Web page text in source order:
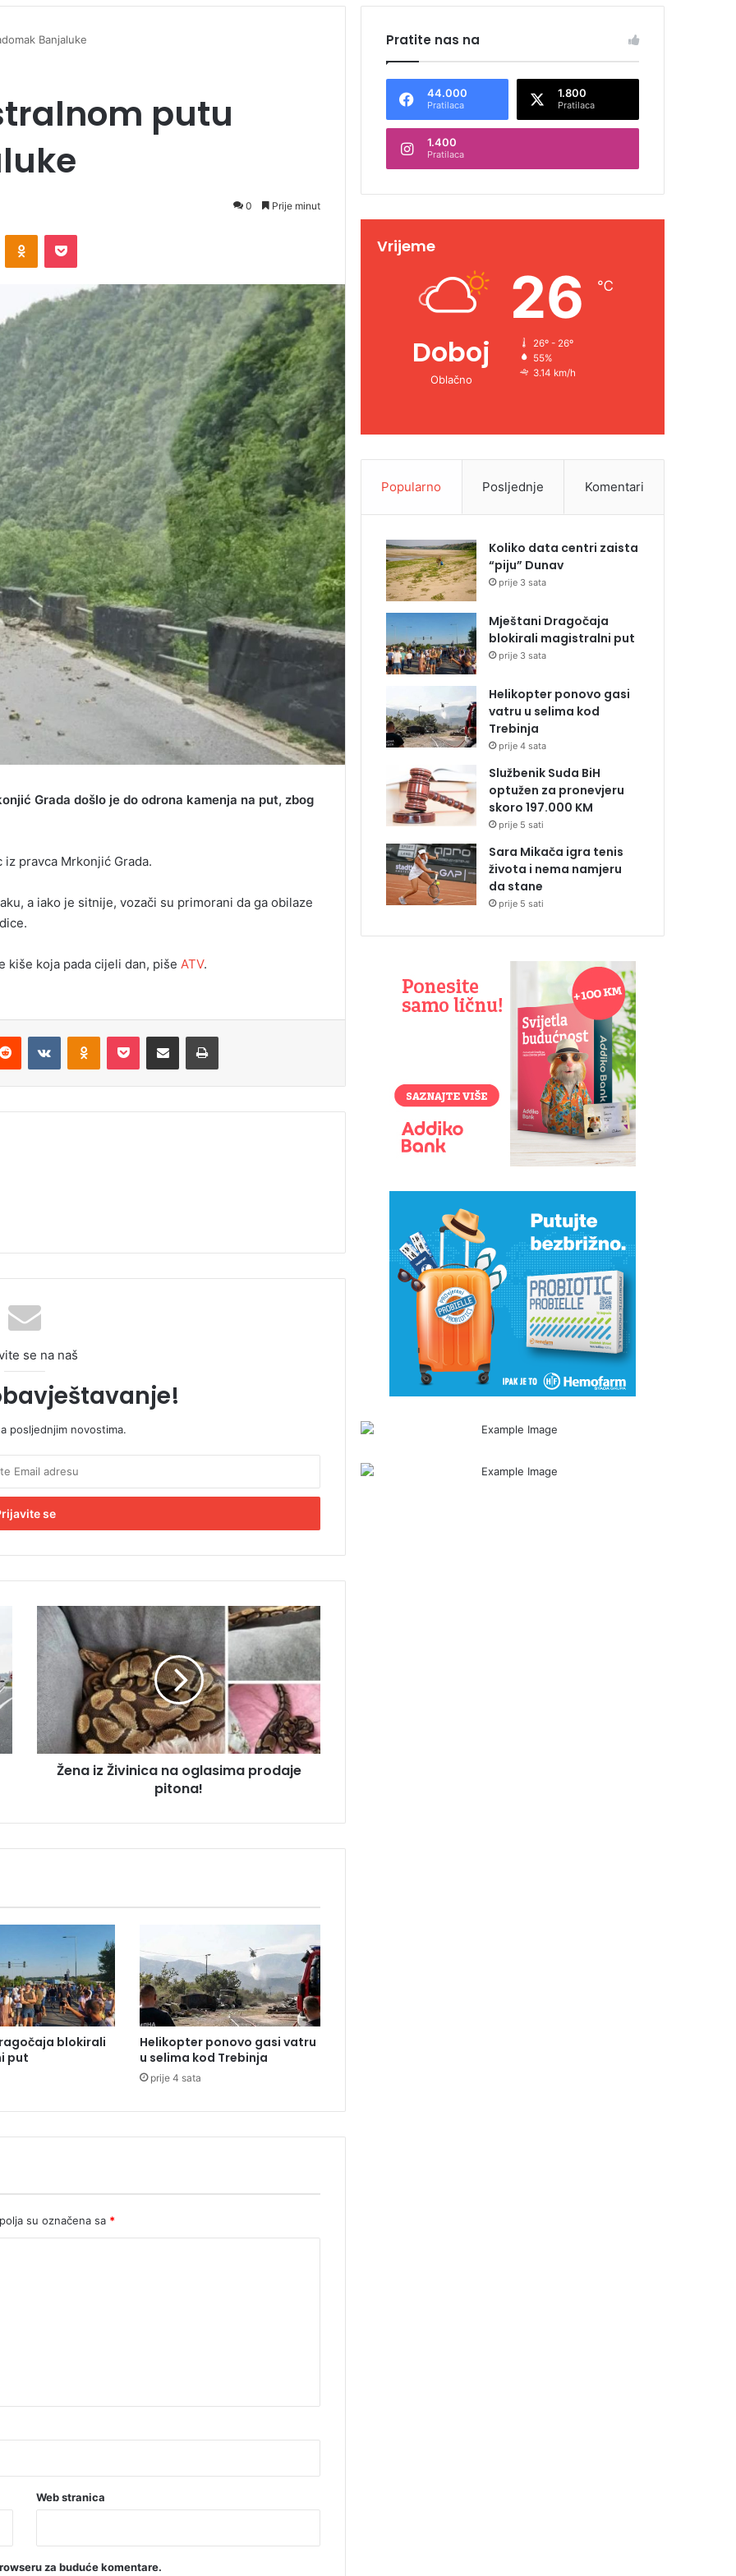
Banjaluke
putu
0 Prije minut
Grada došlo je do odrona kamenja na put, zbog
pravca Mrkonjić Grada.
a iako je sitnije, vozači su primorani da ga obilaze
kiše koja pada cijeli dan, piše ATV.
se na naš
posljednjim novostima.
Ž
i
z
Ž
i
v
c
g
l
i
m
a
p
r
j
n
a
Žena iz Živinica na oglasima prodaje
pitona!
blokirali
put
Helikopter ponovo gasi vatru
u selima kod Trebinja
prije 4 sata
su označena sa *
Web stranica
za buduće komentare.
Pratite nas na
44.000
Pratilaca
1.800
Pratilaca
1.400
Pratilaca
Vrijeme
Doboj
Oblačno
26 ℃
26º - 26º
55%
3.14 km/h
Popularno Posljednje Komentari
Koliko data centri zaista
“piju” Dunav
prije 3 sata
Mještani Dragočaja
blokirali magistralni put
prije 3 sata
Helikopter ponovo gasi
vatru u selima kod
Trebinja
prije 4 sata
Službenik Suda BiH
optužen za pronevjeru
skoro 197.000 KM
prije 5 sati
Sara Mikača igra tenis
života i nema namjeru
da stane
prije 5 sati